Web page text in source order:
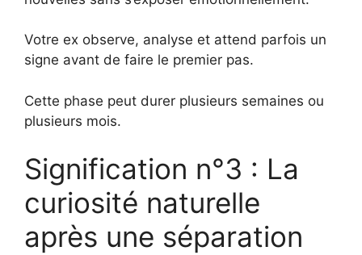
Votre ex observe, analyse et attend parfois un
signe avant de faire le premier pas.
Cette phase peut durer plusieurs semaines ou
plusieurs mois.
Signification n°3 : La
curiosité naturelle
après une séparation